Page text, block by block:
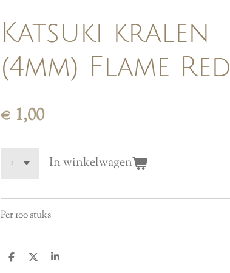
Katsuki kralen
(4mm) Flame Red
€ 1,00
In winkelwagen
Per 100 stuks
D
D
S